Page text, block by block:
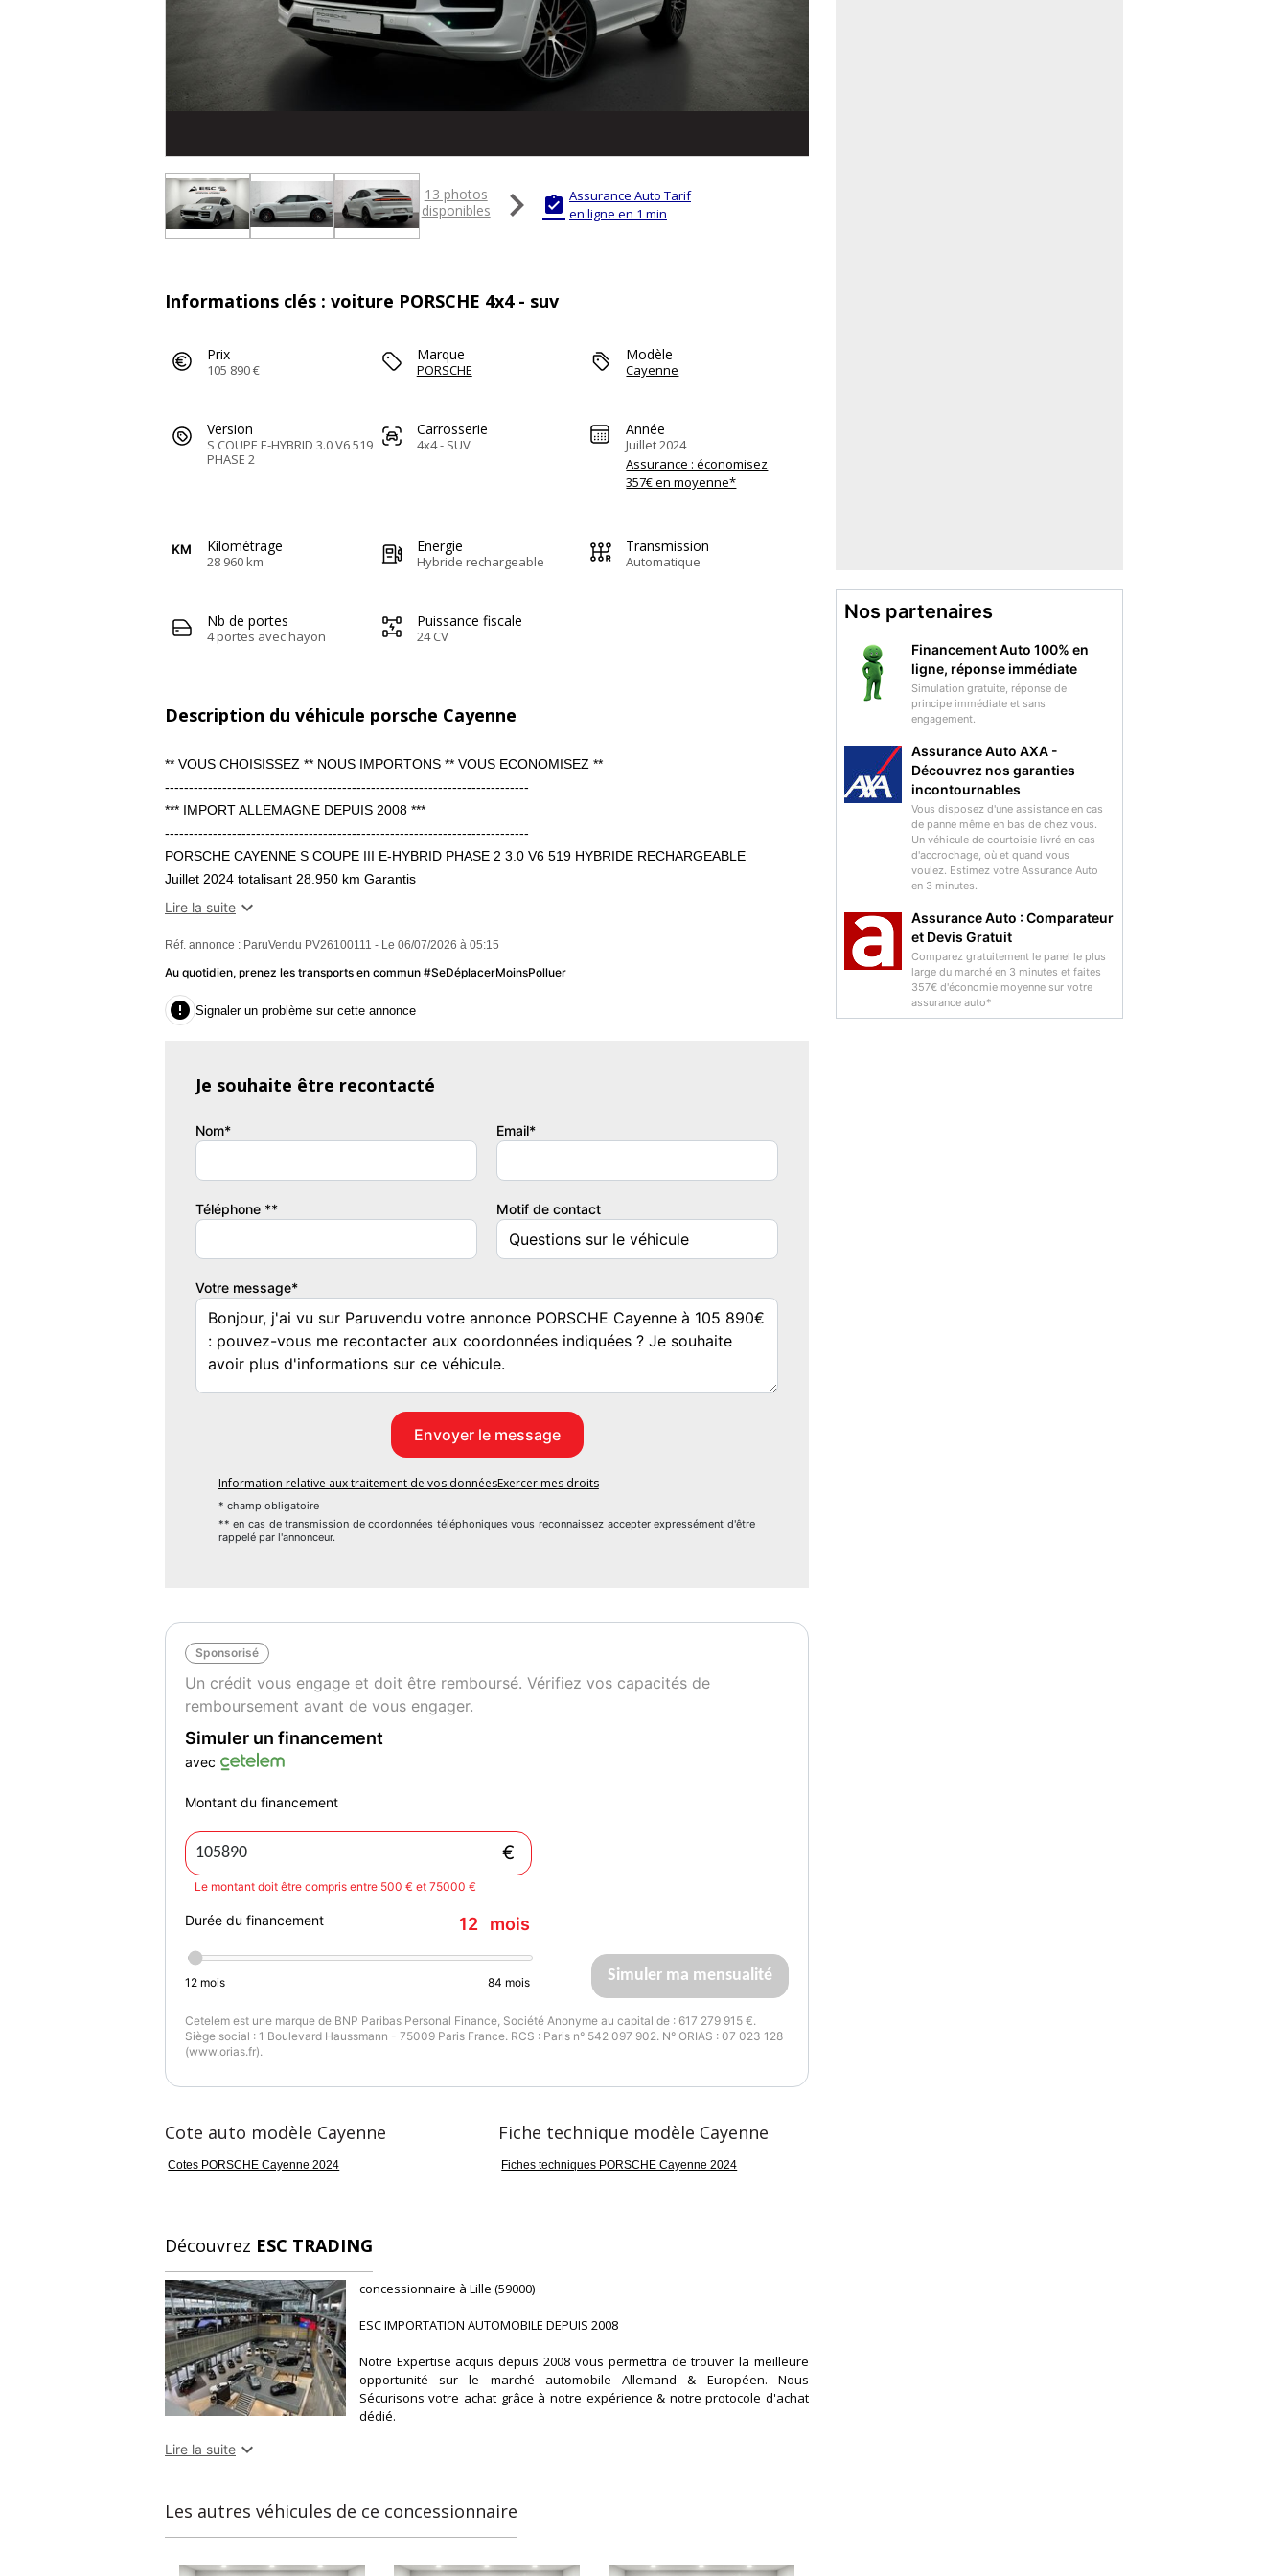
13 photos
disponibles
  Assurance Auto Tarif
en ligne en 1 min
Informations clés : voiture PORSCHE 4x4 - suv
Prix
105 890 €
Marque
PORSCHE
Modèle
Cayenne
Version
S COUPE E-HYBRID 3.0 V6 519
PHASE 2
Carrosserie
4x4 - SUV
Année
Juillet 2024
Assurance : économisez
357€ en moyenne*
Kilométrage
28 960 km
Energie
Hybride rechargeable
Transmission
Automatique
Nb de portes
4 portes avec hayon
Puissance fiscale
24 CV
Description du véhicule porsche Cayenne
** VOUS CHOISISSEZ ** NOUS IMPORTONS ** VOUS ECONOMISEZ **
----------------------------------------------------------------------------
*** IMPORT ALLEMAGNE DEPUIS 2008 ***
----------------------------------------------------------------------------
PORSCHE CAYENNE S COUPE III E-HYBRID PHASE 2 3.0 V6 519 HYBRIDE RECHARGEABLE
Juillet 2024 totalisant 28.950 km Garantis
Ext : Blanc
*
Radar Recul Avant et Arrière + Caméra 360° Surround View
Bluetooth
GPS PCM
Head Up Display
Volant Sport GT Racetex Carbone Multifonctions + Palettes
Hayon Electrique
KeyLess Entry
Soft-Close
PASM - Suspension Adaptative
Pack Sport Design
Echappement Sport
Toit Vitré Panoramique
Garantie PORSCHE APPROVED 12 Mois
----------------------------------------------------------------------------
Prix : 105.890€ Inclus Honoraires :
Livraison Lille + Pack Administratif + Plaques WW Provisoire
CG Définitive en supplément - Prévoir Malus Ecologique : 0€
Disponible sur Commande - Livraison sous 15 jours
Couleur
Blanc
Garantie mécanique
Lire la suite 
Réf. annonce : ParuVendu PV26100111 - Le 06/07/2026 à 05:15
Au quotidien, prenez les transports en commun #SeDéplacerMoinsPolluer
 Signaler un problème sur cette annonce
Je souhaite être recontacté
Nom* Email*
Téléphone ** Motif de contact
Votre message*
Information relative aux traitement de vos donnéesExercer mes droits
* champ obligatoire
** en cas de transmission de coordonnées téléphoniques vous reconnaissez accepter expressément d'être
rappelé par l'annonceur.
Sponsorisé
Un crédit vous engage et doit être remboursé. Vérifiez vos capacités de
remboursement avant de vous engager.
Simuler un financement
avec
Montant du financement
€
Le montant doit être compris entre 500 € et 75000 €
Durée du financement 12 mois
12 mois 84 mois Simuler ma mensualité
Cetelem est une marque de BNP Paribas Personal Finance, Société Anonyme au capital de : 617 279 915 €.
Siège social : 1 Boulevard Haussmann - 75009 Paris France. RCS : Paris n° 542 097 902. N° ORIAS : 07 023 128
(www.orias.fr).
Cote auto modèle Cayenne
Cotes PORSCHE Cayenne 2024
Fiche technique modèle Cayenne
Fiches techniques PORSCHE Cayenne 2024
Découvrez ESC TRADING
concessionnaire à Lille (59000)
ESC IMPORTATION AUTOMOBILE DEPUIS 2008
Notre Expertise acquis depuis 2008 vous permettra de trouver la meilleure
opportunité sur le marché automobile Allemand & Européen. Nous
Sécurisons votre achat grâce à notre expérience & notre protocole d'achat
dédié.
RAPIDITÉ : 2 Semaines pour Obtenir votre Voiture.
Tél : 03.20.52.45.11
Lire la suite 
Les autres véhicules de ce concessionnaire
Nos partenaires
Financement Auto 100% en
ligne, réponse immédiate
Simulation gratuite, réponse de
principe immédiate et sans
engagement.
Assurance Auto AXA -
Découvrez nos garanties
incontournables
Vous disposez d'une assistance en cas
de panne même en bas de chez vous.
Un véhicule de courtoisie livré en cas
d'accrochage, où et quand vous
voulez. Estimez votre Assurance Auto
en 3 minutes.
Assurance Auto : Comparateur
et Devis Gratuit
Comparez gratuitement le panel le plus
large du marché en 3 minutes et faites
357€ d'économie moyenne sur votre
assurance auto*